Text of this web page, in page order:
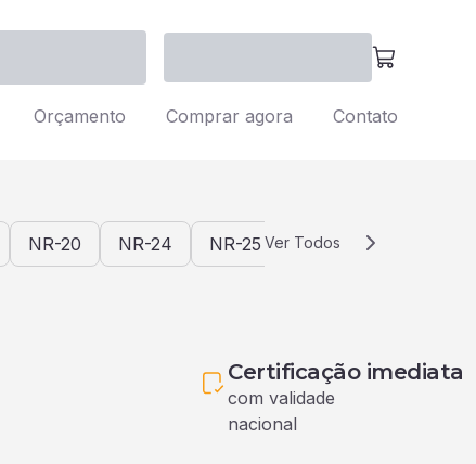
Orçamento Comprar agora Contato
NR-20 NR-24 NR-25 NR-26
Ver Todos
Certificação imediata
com validade
nacional